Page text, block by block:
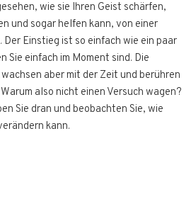
wie sie Ihren Geist schärfen,
und sogar helfen kann, von einer
Der Einstieg ist so einfach wie ein paar
Sie einfach im Moment sind. Die
aber mit der Zeit und berühren
also nicht einen Versuch wagen?
Sie dran und beobachten Sie, wie
kann.